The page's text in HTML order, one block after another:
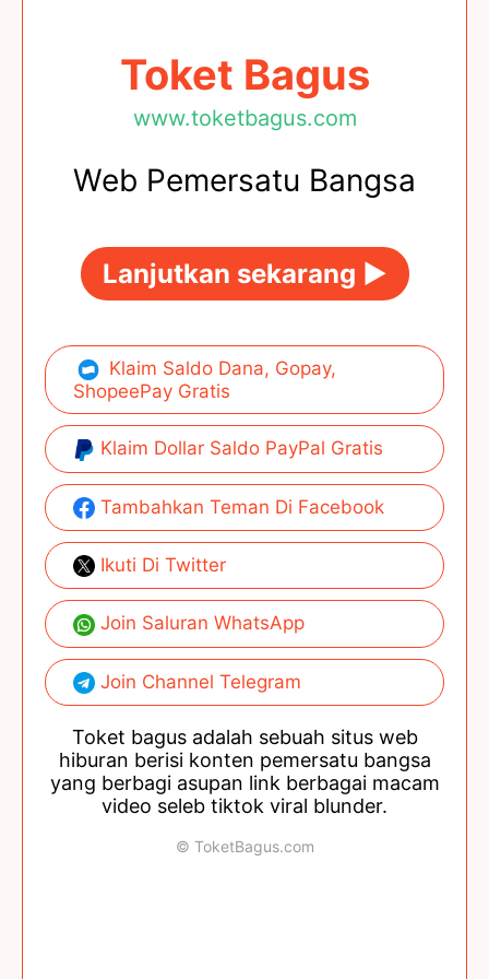
Toket Bagus
www.toketbagus.com
Web Pemersatu Bangsa
Lanjutkan sekarang ►
Klaim Saldo Dana, Gopay,
ShopeePay Gratis
Klaim Dollar Saldo PayPal Gratis
Tambahkan Teman Di Facebook
Ikuti Di Twitter
Join Saluran WhatsApp
Join Channel Telegram
Toket bagus adalah sebuah situs web
hiburan berisi konten pemersatu bangsa
yang berbagi asupan link berbagai macam
video seleb tiktok viral blunder.
© ToketBagus.com